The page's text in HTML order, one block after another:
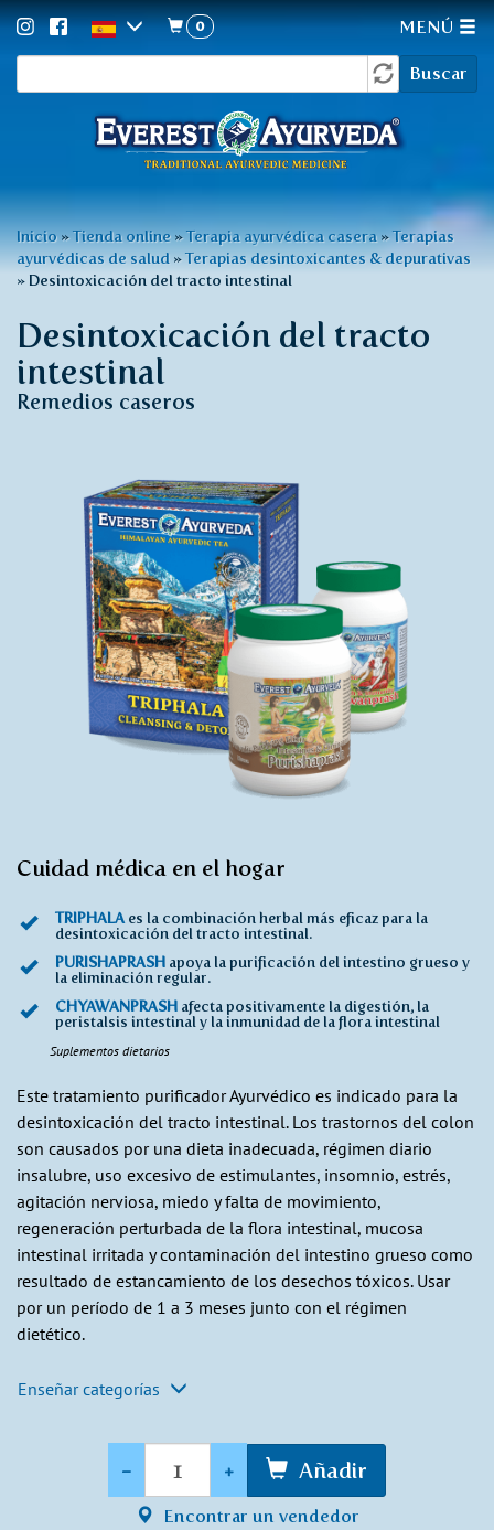
de
búsqueda
Buscar
0 MENÚ
Usted
está
Inicio »Tienda online »Terapia ayurvédica casera»Terapias
ayurvédicas de salud »Terapias desintoxicantes & depurativas
» Desintoxicación del tracto intestinal
Desintoxicación del tracto
intestinal
Remedios caseros
Cuidad médica en el hogar
TRIPHALA es la combinación herbal más eficaz para la
desintoxicación del tracto intestinal.
PURISHAPRASH apoya la purificación del intestino grueso y
la eliminación regular.
CHYAWANPRASH afecta positivamente la digestión, la
peristalsis intestinal y la inmunidad de la flora intestinal
Suplementos dietarios
Este tratamiento purificador Ayurvédico es indicado para la
desintoxicación del tracto intestinal. Los trastornos del colon
son causados por una dieta inadecuada, régimen diario
insalubre, uso excesivo de estimulantes, insomnio, estrés,
agitación nerviosa, miedo y falta de movimiento,
regeneración perturbada de la flora intestinal, mucosa
intestinal irritada y contaminación del intestino grueso como
resultado de estancamiento de los desechos tóxicos. Usar
por un período de 1 a 3 meses junto con el régimen
dietético.
Enseñar categorías
- + Añadir
Encontrar un vendedor